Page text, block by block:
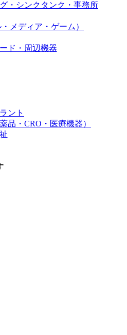
・シンクタンク・事務所
メディア・ゲーム）
ド・周辺機器
ント
品・CRO・医療機器）